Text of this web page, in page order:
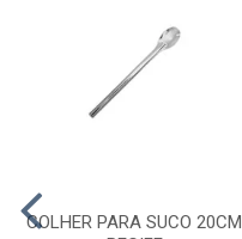
COLHER PARA SUCO 20CM